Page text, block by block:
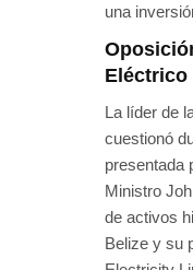
una
Eléctrico
La líder de
cuestionó
presentada
Ministro
de activos
Belize y su